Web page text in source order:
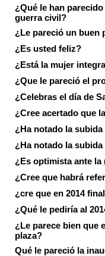
¿Qué le han
guerra civil?
¿Le pareció un buen
¿Es usted feliz?
¿Está la mujer
¿Que le pareció el
¿Celebras el día de
¿Cree acertado que
¿Ha notado la
¿Ha notado la
¿Es optimista ante la
¿Cree que habrá
¿cre que en 2014
¿Qué le pediría al
¿Le parece bien que
plaza?
Qué le pareció la